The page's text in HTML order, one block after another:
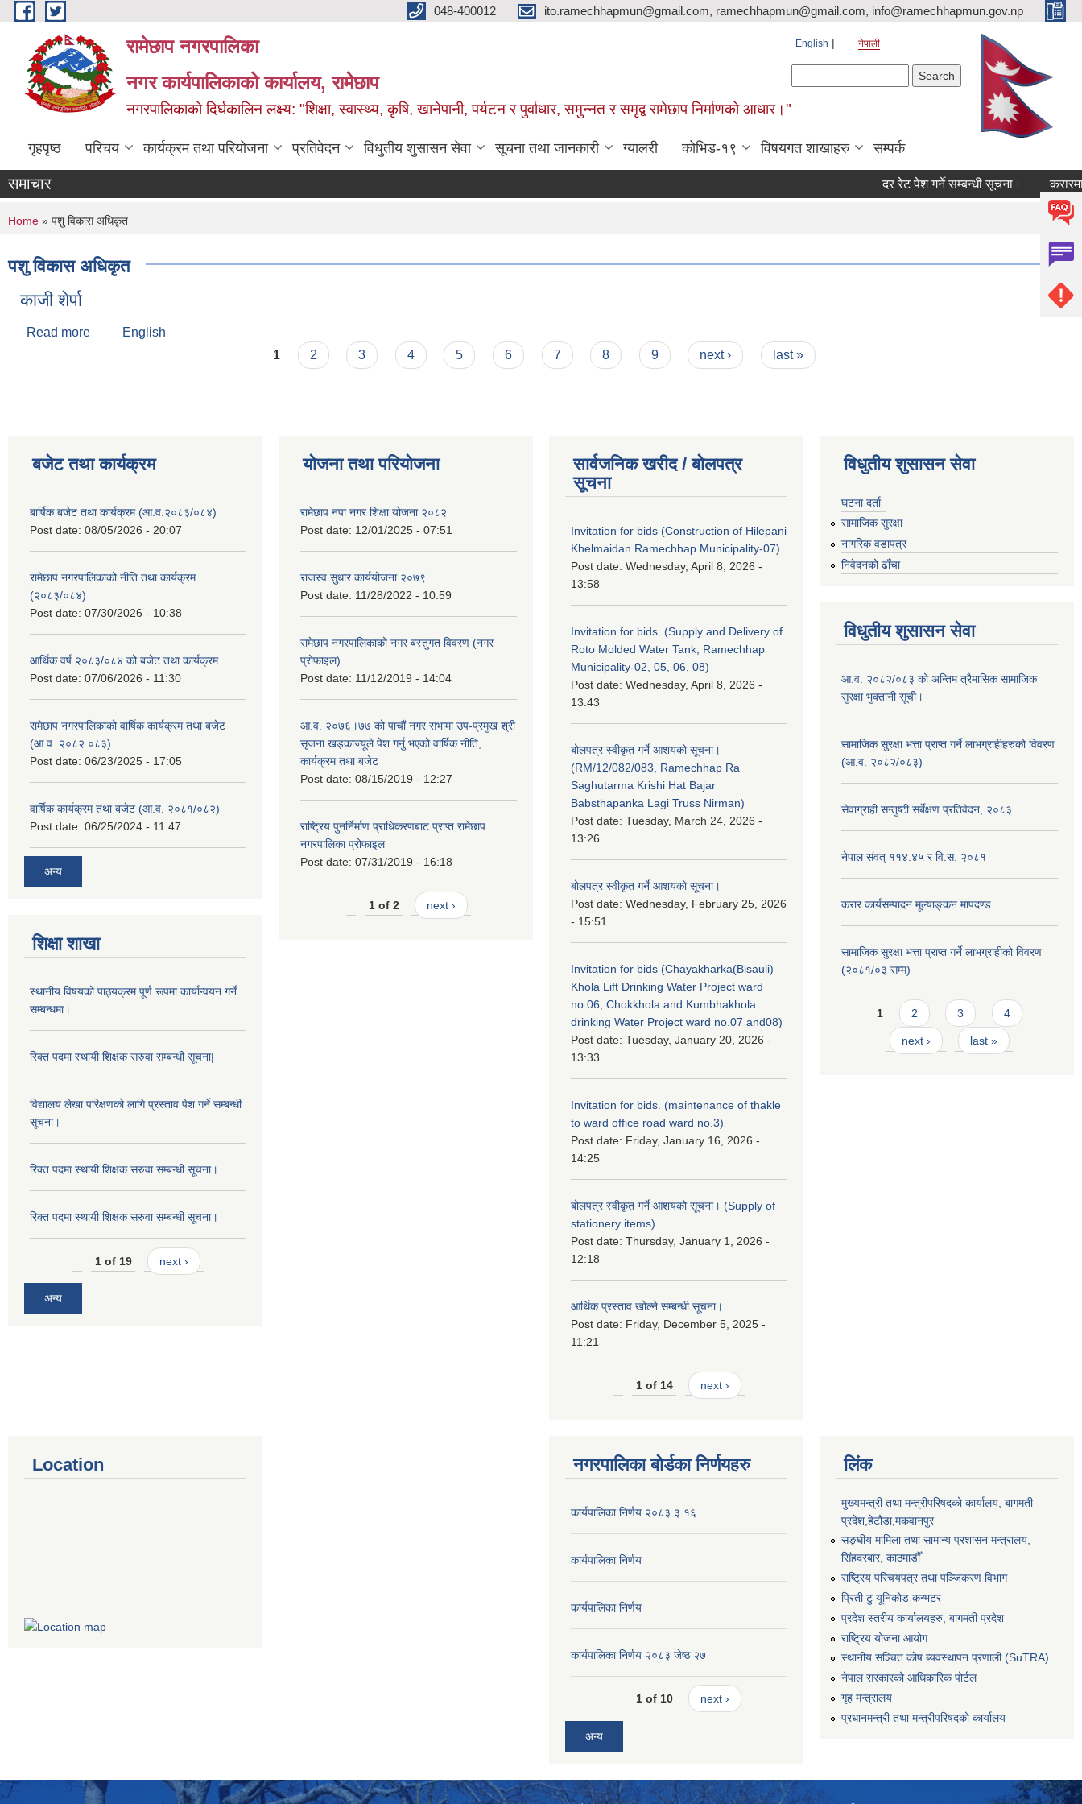
Skip to main content 048-400012 ito.ramechhapmun@gmail.com, ramechhapmun@gmail.com, info@ramechhapmun.gov.np
रामेछाप नगरपालिका
नगर कार्यपालिकाको कार्यालय, रामेछाप
नगरपालिकाको दिर्घकालिन लक्ष्य: "शिक्षा, स्वास्थ्य, कृषि, खानेपानी, पर्यटन र पुर्वाधार, समुन्नत र समृद्व रामेछाप निर्माणको आधार।"
English नेपाली
गृहपृष्ठ परिचय कार्यक्रम तथा परियोजना प्रतिवेदन विधुतीय शुसासन सेवा सूचना तथा जानकारी ग्यालरी कोभिड-१९ विषयगत शाखाहरु सम्पर्क
समाचार दर रेट पेश गर्ने सम्बन्धी सूचना। करारमा
You are here
Home » पशु विकास अधिकृत
पशु विकास अधिकृत
काजी शेर्पा
Read more about काजी शेर्पा
English
1 2 3 4 5 6 7 8 9 next › last »
बजेट तथा कार्यक्रम
बार्षिक बजेट तथा कार्यक्रम (आ.व.२०८३/०८४)
Post date: 08/05/2026 - 20:07
रामेछाप नगरपालिकाको नीति तथा कार्यक्रम
(२०८३/०८४)
Post date: 07/30/2026 - 10:38
आर्थिक वर्ष २०८३/०८४ को बजेट तथा कार्यक्रम
Post date: 07/06/2026 - 11:30
रामेछाप नगरपालिकाको वार्षिक कार्यक्रम तथा बजेट
(आ.व. २०८२.०८३)
Post date: 06/23/2025 - 17:05
वार्षिक कार्यक्रम तथा बजेट (आ.व. २०८१/०८२)
Post date: 06/25/2024 - 11:47
अन्य
शिक्षा शाखा
स्थानीय विषयको पाठ्यक्रम पूर्ण रूपमा कार्यान्वयन गर्ने
सम्बन्धमा।
रिक्त पदमा स्थायी शिक्षक सरुवा सम्बन्धी सूचना|
विद्यालय लेखा परिक्षणको लागि प्रस्ताव पेश गर्ने सम्बन्धी
सूचना।
रिक्त पदमा स्थायी शिक्षक सरुवा सम्बन्धी सूचना।
रिक्त पदमा स्थायी शिक्षक सरुवा सम्बन्धी सूचना।
1 of 19 next ›
अन्य
योजना तथा परियोजना
रामेछाप नपा नगर शिक्षा योजना २०८२
Post date: 12/01/2025 - 07:51
राजस्व सुधार कार्ययोजना २०७९
Post date: 11/28/2022 - 10:59
रामेछाप नगरपालिकाको नगर बस्तुगत विवरण (नगर
प्रोफाइल)
Post date: 11/12/2019 - 14:04
आ.व. २०७६।७७ को पाचौं नगर सभामा उप-प्रमुख श्री
सृजना खड्काज्यूले पेश गर्नु भएको वार्षिक नीति,
कार्यक्रम तथा बजेट
Post date: 08/15/2019 - 12:27
राष्ट्रिय पुनर्निर्माण प्राधिकरणबाट प्राप्त रामेछाप
नगरपालिका प्रोफाइल
Post date: 07/31/2019 - 16:18
1 of 2 next ›
सार्वजनिक खरीद / बोलपत्र
सूचना
Invitation for bids (Construction of Hilepani
Khelmaidan Ramechhap Municipality-07)
Post date: Wednesday, April 8, 2026 -
13:58
Invitation for bids. (Supply and Delivery of
Roto Molded Water Tank, Ramechhap
Municipality-02, 05, 06, 08)
Post date: Wednesday, April 8, 2026 -
13:43
बोलपत्र स्वीकृत गर्ने आशयको सूचना।
(RM/12/082/083, Ramechhap Ra
Saghutarma Krishi Hat Bajar
Babsthapanka Lagi Truss Nirman)
Post date: Tuesday, March 24, 2026 -
13:26
बोलपत्र स्वीकृत गर्ने आशयको सूचना।
Post date: Wednesday, February 25, 2026
- 15:51
Invitation for bids (Chayakharka(Bisauli)
Khola Lift Drinking Water Project ward
no.06, Chokkhola and Kumbhakhola
drinking Water Project ward no.07 and08)
Post date: Tuesday, January 20, 2026 -
13:33
Invitation for bids. (maintenance of thakle
to ward office road ward no.3)
Post date: Friday, January 16, 2026 -
14:25
बोलपत्र स्वीकृत गर्ने आशयको सूचना। (Supply of
stationery items)
Post date: Thursday, January 1, 2026 -
12:18
आर्थिक प्रस्ताव खोल्ने सम्बन्धी सूचना।
Post date: Friday, December 5, 2025 -
11:21
1 of 14 next ›
विधुतीय शुसासन सेवा
घटना दर्ता
सामाजिक सुरक्षा
नागरिक वडापत्र
निवेदनको ढाँचा
विधुतीय शुसासन सेवा
आ.व. २०८२/०८३ को अन्तिम त्रैमासिक सामाजिक
सुरक्षा भुक्तानी सूची।
सामाजिक सुरक्षा भत्ता प्राप्त गर्ने लाभग्राहीहरुको विवरण
(आ.व. २०८२/०८३)
सेवाग्राही सन्तुष्टी सर्बेक्षण प्रतिवेदन, २०८३
नेपाल संवत् ११४.४५ र वि.स. २०८१
करार कार्यसम्पादन मूल्याङ्कन मापदण्ड
सामाजिक सुरक्षा भत्ता प्राप्त गर्ने लाभग्राहीको विवरण
(२०८१/०३ सम्म)
Pages
1 2 3 4
next › last »
Location नगरपालिका बोर्डका निर्णयहरु
कार्यपालिका निर्णय २०८३.३.१६
कार्यपालिका निर्णय
कार्यपालिका निर्णय
कार्यपालिका निर्णय २०८३ जेष्ठ २७
1 of 10 next ›
अन्य
लिंक
मुख्यमन्त्री तथा मन्त्रीपरिषदको कार्यालय, बागमती
प्रदेश,हेटाैडा,मकवानपुर
सङ्‍घीय मामिला तथा सामान्य प्रशासन मन्त्रालय,
सिंहदरबार, काठमाडौँ
राष्ट्रिय परिचयपत्र तथा पञ्जिकरण विभाग
प्रिती टु यूनिकोड कन्भटर
प्रदेश स्तरीय कार्यालयहरु, बागमती प्रदेश
राष्ट्रिय योजना आयोग
स्थानीय सञ्चित कोष ब्यवस्थापन प्रणाली (SuTRA)
नेपाल सरकारको आधिकारिक पोर्टल
गृह मन्त्रालय
प्रधानमन्त्री तथा मन्त्रीपरिषदको कार्यालय